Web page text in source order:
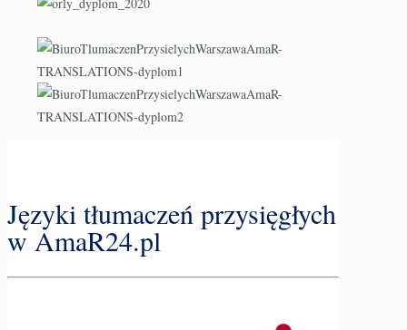
Języki tłumaczeń przysięgłych
w AmaR24.pl